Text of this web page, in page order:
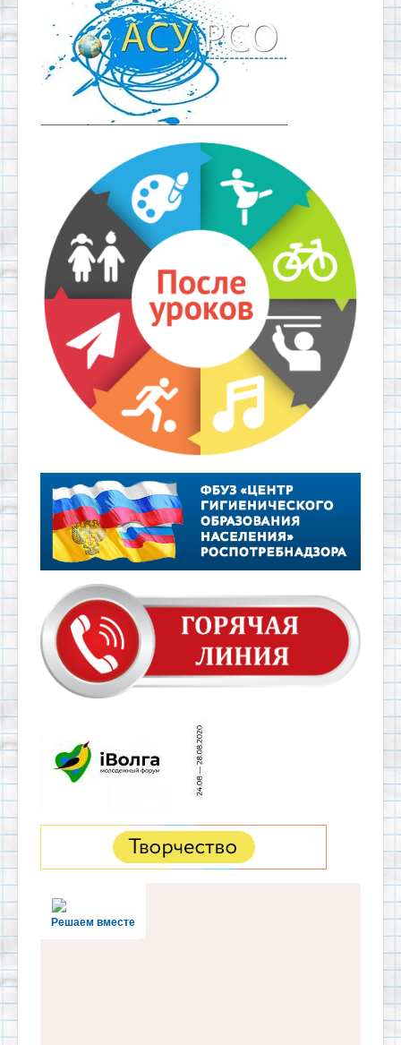
Решаем вместе